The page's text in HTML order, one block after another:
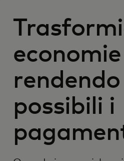
economie
rendendo
possibili i